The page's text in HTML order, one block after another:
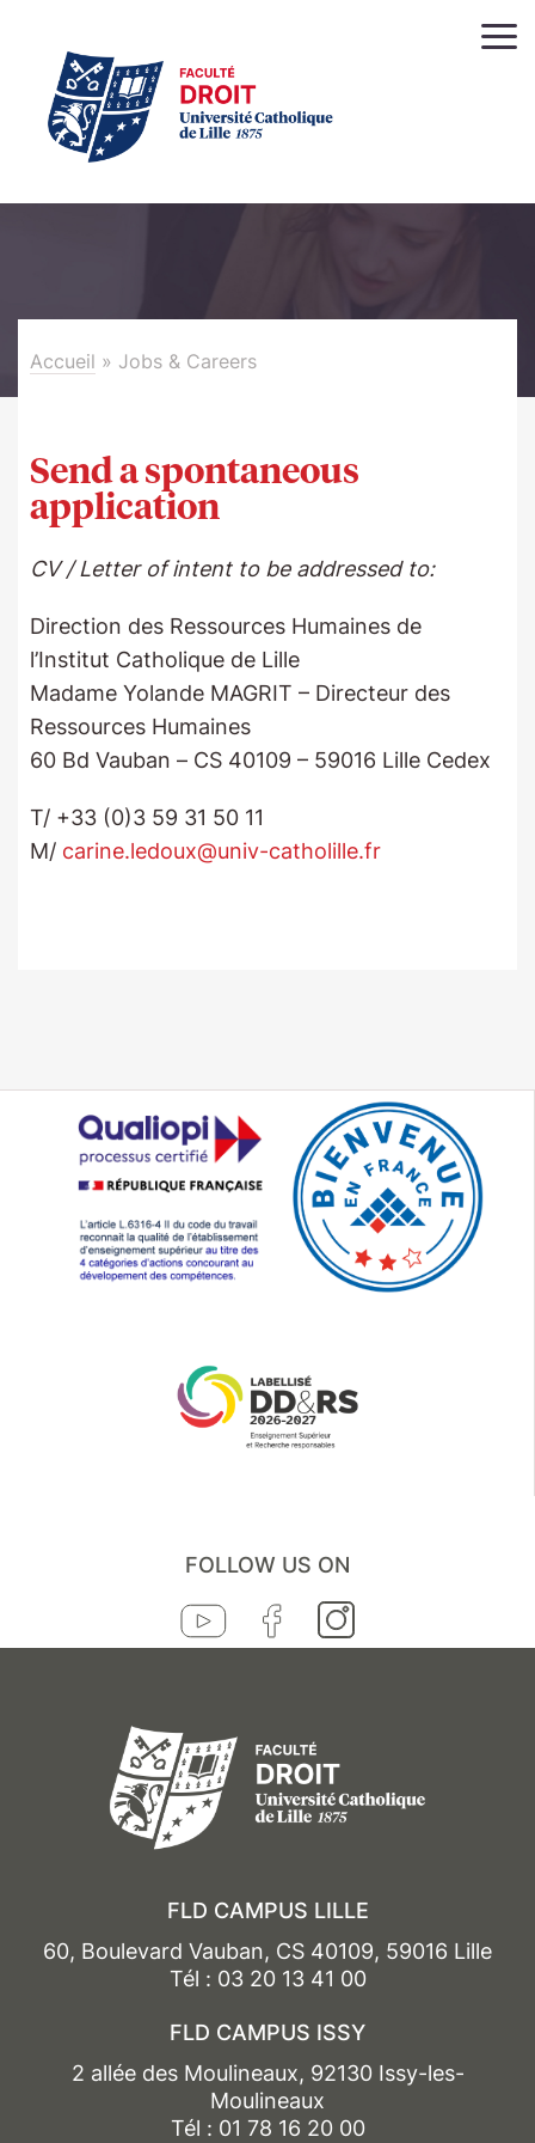
Accueil » Jobs & Careers
Send a spontaneous
application
CV / Letter of intent to be addressed to:
Direction des Ressources Humaines de
l’Institut Catholique de Lille
Madame Yolande MAGRIT – Directeur des
Ressources Humaines
60 Bd Vauban – CS 40109 – 59016 Lille Cedex
T/ +33 (0)3 59 31 50 11
M/ carine.ledoux@univ-catholille.fr
FOLLOW US ON
FLD CAMPUS LILLE
60, Boulevard Vauban, CS 40109, 59016 Lille
Tél : 03 20 13 41 00
FLD CAMPUS ISSY
2 allée des Moulineaux, 92130 Issy-les-
Moulineaux
Tél : 01 78 16 20 00